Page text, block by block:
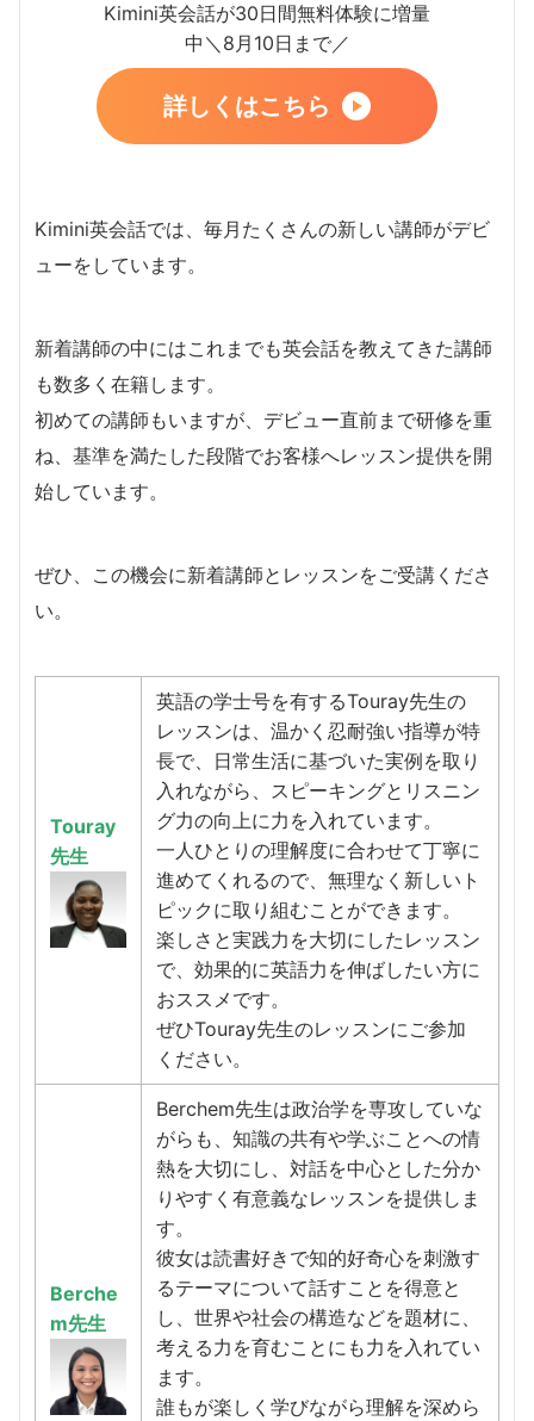
Kimini英会話が30日間無料体験に増量
中＼8月10日まで／
詳しくはこちら
Kimini英会話では、毎月たくさんの新しい講師がデビ
ューをしています。
新着講師の中にはこれまでも英会話を教えてきた講師
も数多く在籍します。
​初めての講師もいますが、デビュー直前まで研修を重
ね、基準を満たした段階でお客様へレッスン提供を開
始しています。
​ぜひ、この機会に新着講師とレッスンをご受講くださ
い。
Touray
先生
英語の学士号を有するTouray先生の
レッスンは、温かく忍耐強い指導が特
長で、日常生活に基づいた実例を取り
入れながら、スピーキングとリスニン
グ力の向上に力を入れています。
一人ひとりの理解度に合わせて丁寧に
進めてくれるので、無理なく新しいト
ピックに取り組むことができます。
楽しさと実践力を大切にしたレッスン
で、効果的に英語力を伸ばしたい方に
おススメです。
ぜひTouray先生のレッスンにご参加
ください。
Berche
m先生
Berchem先生は政治学を専攻していな
がらも、知識の共有や学ぶことへの情
熱を大切にし、対話を中心とした分か
りやすく有意義なレッスンを提供しま
す。
彼女は読書好きで知的好奇心を刺激す
るテーマについて話すことを得意と
し、世界や社会の構造などを題材に、
考える力を育むことにも力を入れてい
ます。
誰もが楽しく学びながら理解を深めら